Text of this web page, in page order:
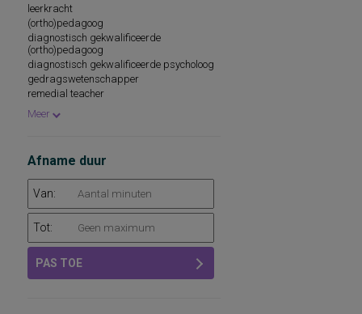
onder supervisie van (ortho)pedagoog
beroepskeuzeadviseur
psychologisch medewerker
leerkracht
(ortho)pedagoog
diagnostisch gekwalificeerde
(ortho)pedagoog
diagnostisch gekwalificeerde psycholoog
gedragswetenschapper
remedial teacher
intern begeleider
Meer
Afname duur
Van:
Tot:
PAS TOE